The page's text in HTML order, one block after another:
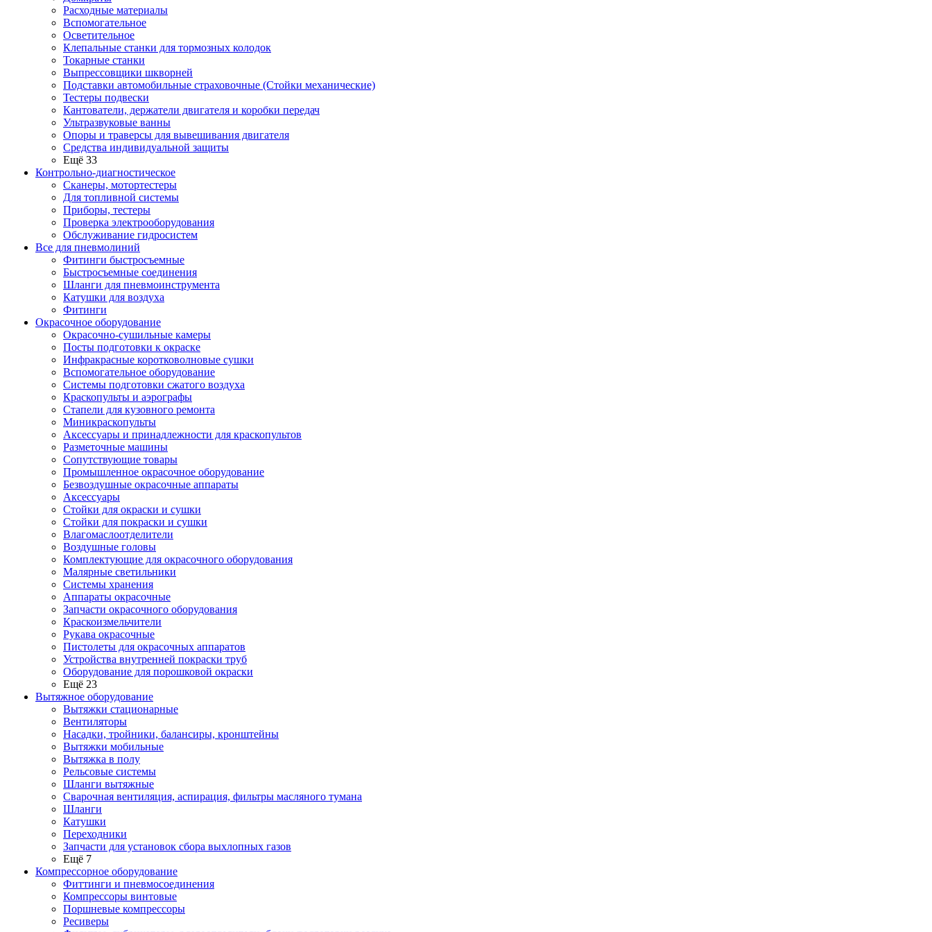
Расходные материалы
Вспомогательное
Осветительное
Клепальные станки для тормозных колодок
Токарные станки
Выпрессовщики шкворней
Подставки автомобильные страховочные (Стойки механические)
Тестеры подвески
Кантователи, держатели двигателя и коробки передач
Ультразвуковые ванны
Опоры и траверсы для вывешивания двигателя
Средства индивидуальной защиты
Ещё 33
Контрольно-диагностическое
Сканеры, мотортестеры
Для топливной системы
Приборы, тестеры
Проверка электрооборудования
Обслуживание гидросистем
Все для пневмолиний
Фитинги быстросъемные
Быстросъемные соединения
Шланги для пневмоинструмента
Катушки для воздуха
Фитинги
Окрасочное оборудование
Окрасочно-сушильные камеры
Посты подготовки к окраске
Инфракрасные коротковолновые сушки
Вспомогательное оборудование
Системы подготовки сжатого воздуха
Краскопульты и аэрографы
Стапели для кузовного ремонта
Миникраскопульты
Аксессуары и принадлежности для краскопультов
Разметочные машины
Сопутствующие товары
Промышленное окрасочное оборудование
Безвоздушные окрасочные аппараты
Аксессуары
Стойки для окраски и сушки
Стойки для покраски и сушки
Влагомаслоотделители
Воздушные головы
Комплектующие для окрасочного оборудования
Малярные светильники
Системы хранения
Аппараты окрасочные
Запчасти окрасочного оборудования
Краскоизмельчители
Рукава окрасочные
Пистолеты для окрасочных аппаратов
Устройства внутренней покраски труб
Оборудование для порошковой окраски
Ещё 23
Вытяжное оборудование
Вытяжки стационарные
Вентиляторы
Насадки, тройники, балансиры, кронштейны
Вытяжки мобильные
Вытяжка в полу
Рельсовые системы
Шланги вытяжные
Сварочная вентиляция, аспирация, фильтры масляного тумана
Шланги
Катушки
Переходники
Запчасти для установок сбора выхлопных газов
Ещё 7
Компрессорное оборудование
Фиттинги и пневмосоединения
Компрессоры винтовые
Поршневые компрессоры
Ресиверы